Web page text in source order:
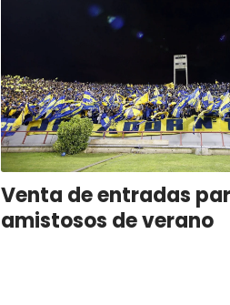
Venta de entradas
amistosos de verano